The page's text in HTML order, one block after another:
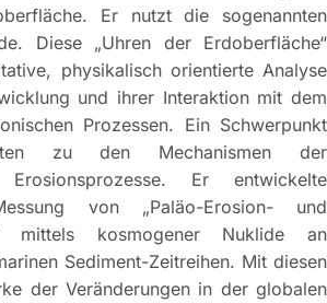
Er nutzt die sogenannten
Diese „Uhren der Erdoberfläche“
physikalisch orientierte Analyse
und ihrer Interaktion mit dem
Prozessen. Ein Schwerpunkt
zu den Mechanismen der
Erosionsprozesse. Er entwickelte
von „Paläo-Erosion- und
mittels kosmogener Nuklide an
Sediment-Zeitreihen. Mit diesen
der Veränderungen in der globalen